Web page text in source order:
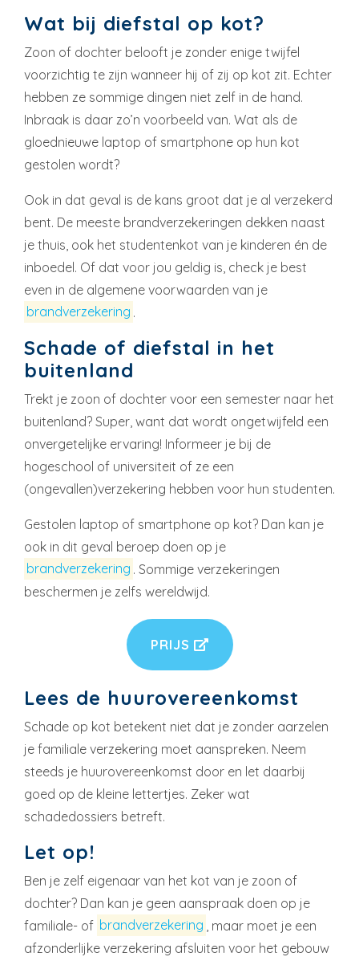
Wat bij diefstal op kot?
Zoon of dochter belooft je zonder enige twijfel
voorzichtig te zijn wanneer hij of zij op kot zit. Echter
hebben ze sommige dingen niet zelf in de hand.
Inbraak is daar zo’n voorbeeld van. Wat als de
gloednieuwe laptop of smartphone op hun kot
gestolen wordt?
Ook in dat geval is de kans groot dat je al verzekerd
bent. De meeste brandverzekeringen dekken naast
je thuis, ook het studentenkot van je kinderen én de
inboedel. Of dat voor jou geldig is, check je best
even in de algemene voorwaarden van je
brandverzekering .
Schade of diefstal in het
buitenland
Trekt je zoon of dochter voor een semester naar het
buitenland? Super, want dat wordt ongetwijfeld een
onvergetelijke ervaring! Informeer je bij de
hogeschool of universiteit of ze een
(ongevallen)verzekering hebben voor hun studenten.
Gestolen laptop of smartphone op kot? Dan kan je
ook in dit geval beroep doen op je
brandverzekering . Sommige verzekeringen
beschermen je zelfs wereldwijd.
PRIJS
Lees de huurovereenkomst
Schade op kot betekent niet dat je zonder aarzelen
je familiale verzekering moet aanspreken. Neem
steeds je huurovereenkomst door en let daarbij
goed op de kleine lettertjes. Zeker wat
schadedossiers betreft.
Let op!
Ben je zelf eigenaar van het kot van je zoon of
dochter? Dan kan je geen aanspraak doen op je
familiale- of brandverzekering , maar moet je een
afzonderlijke verzekering afsluiten voor het gebouw